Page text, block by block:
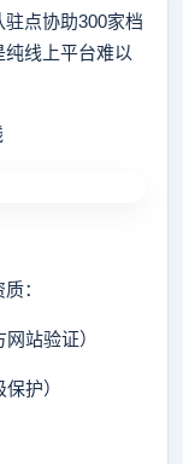
点协助300家档
线上平台难以
：
站验证）
护）